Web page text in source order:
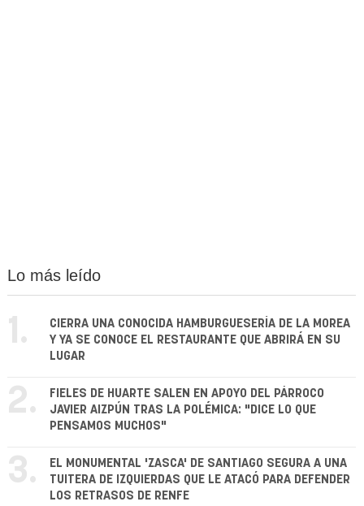
Lo más leído
1.
CIERRA UNA CONOCIDA HAMBURGUESERÍA DE LA MOREA
Y YA SE CONOCE EL RESTAURANTE QUE ABRIRÁ EN SU
LUGAR
2.
FIELES DE HUARTE SALEN EN APOYO DEL PÁRROCO
JAVIER AIZPÚN TRAS LA POLÉMICA: "DICE LO QUE
PENSAMOS MUCHOS"
3.
EL MONUMENTAL 'ZASCA' DE SANTIAGO SEGURA A UNA
TUITERA DE IZQUIERDAS QUE LE ATACÓ PARA DEFENDER
LOS RETRASOS DE RENFE